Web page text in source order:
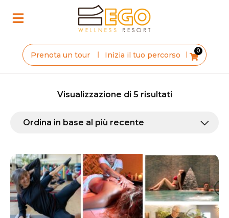
Prenota un tour Inizia il tuo percorso 0
Visualizzazione di 5 risultati